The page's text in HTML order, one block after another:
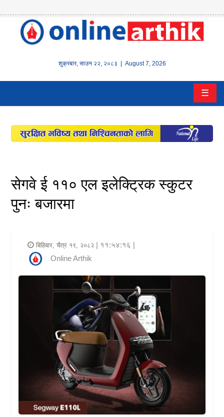
शुक्रबार, साउन २२, २०८३ | August 7, 2026
होम
वित्त
इन्स्योरेन्स
पूँजीबजार
अटो
राजनीति
☰
सेगवे ई ११० एल इलेक्ट्रिक स्कुटर
पुनः बजारमा
बिहिबार, चैत्र १९, २०८२ | ११:५४:१६ |
Online Arthik